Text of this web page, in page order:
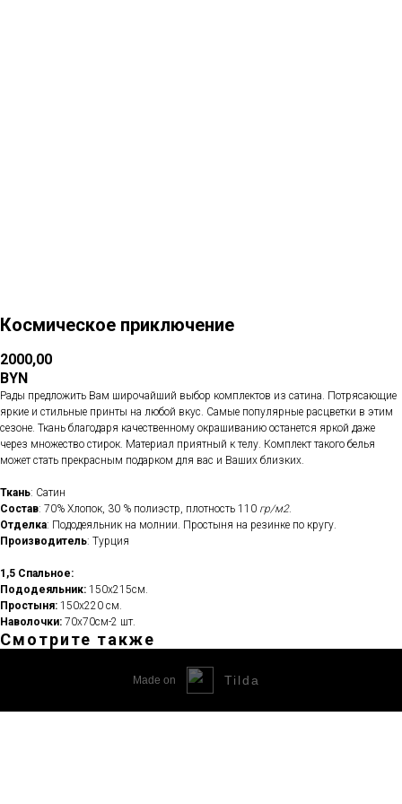
Космическое приключение
2000,00
BYN
Рады предложить Вам широчайший выбор комплектов из сатина. Потрясающие
яркие и стильные принты на любой вкус. Самые популярные расцветки в этим
сезоне. Ткань благодаря качественному окрашиванию останется яркой даже
через множество стирок. Материал приятный к телу. Комплект такого белья
может стать прекрасным подарком для вас и Ваших близких.
Ткань: Сатин
Состав: 70% Хлопок, 30 % полиэстр, плотность 110 гр/м2.
Отделка: Пододеяльник на молнии. Простыня на резинке по кругу.
Производитель: Турция
1,5 Спальное:
Пододеяльник: 150х215см.
Простыня: 150х220 см.
Наволочки: 70х70см-2 шт.
Смотрите также
Made on Tilda